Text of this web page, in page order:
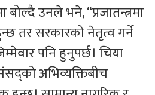
उनले भने, “प्रजातन्त्रमा
तर सरकारको नेतृत्व गर्ने
पनि हुनुपर्छ। चिया
अभिव्यक्तिबीच